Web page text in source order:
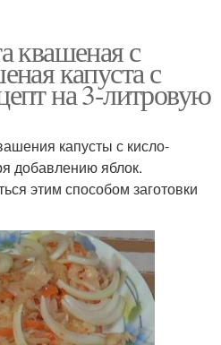
квашеная с
капуста с
на 3-литровую
капусты с кисло-
добавлению яблок.
этим способом заготовки